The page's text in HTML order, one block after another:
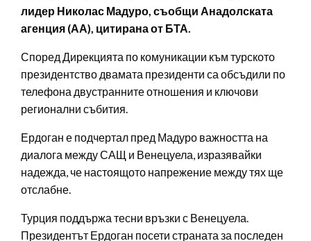
лидер Николас Мадуро, съобщи Анадолската
агенция (АА), цитирана от БТА.
Според Дирекцията по комуникации към турското
президентство двамата президенти са обсъдили по
телефона двустранните отношения и ключови
регионални събития.
Ердоган е подчертал пред Мадуро важността на
диалога между САЩ и Венецуела, изразявайки
надежда, че настоящото напрежение между тях ще
отслабне.
Турция поддържа тесни връзки с Венецуела.
Президентът Ердоган посети страната за последен